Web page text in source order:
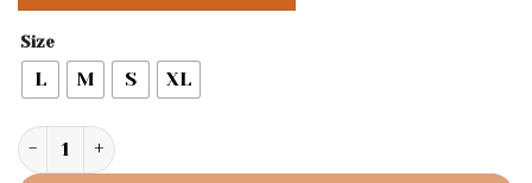
Size
L M S XL
Rập giấy A0 mã 981 - áo kiểu số lượng